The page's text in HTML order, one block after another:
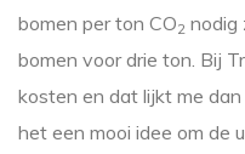
bomen per ton CO2 nodig
bomen voor drie ton. Bij
kosten en dat lijkt me
het een mooi idee om de